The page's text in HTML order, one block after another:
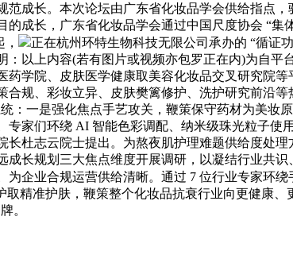
成长。本次论坛由广东省化妆品学会供给指点
成长，广东省化妆品学会通过中国尺度协会 “
正在杭州环特生物科技无限公司承办的 “循证
以上内容(若有图片或视频亦包罗正在内)为自
学院、皮肤医学健康取美容化妆品交叉研究院
规、彩妆立异、皮肤樊篱修护、洗护研究前沿
：一是强化焦点手艺攻关，鞭策保守药材为美
家们环绕 AI 智能色彩调配、纳米级珠光粒子
杜志云院士提出。为熬夜肌护理难题供给度处
长规划三大焦点维度开展调研，以凝结行业共
企业合规运营供给清晰。通过 7 位行业专家环
精准护肤，鞭策整个化妆品抗衰行业向更健康
。